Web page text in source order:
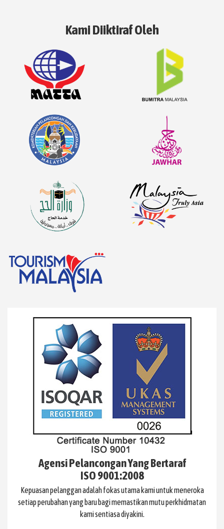
Kami Diiktiraf Oleh
Agensi Pelancongan Yang Bertaraf
ISO 9001:2008
Kepuasan pelanggan adalah fokas utama kami untuk meneroka
setiap perubahan yang baru bagi memastikan mutu perkhidmatan
kami sentiasa diyakini.